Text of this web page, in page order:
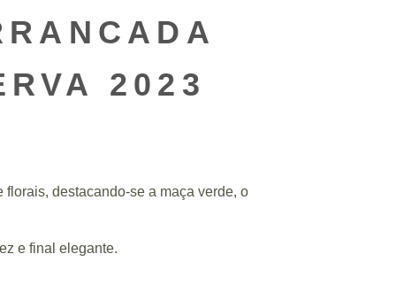
2023
florais, destacando-se a maça verde, o
e final elegante.